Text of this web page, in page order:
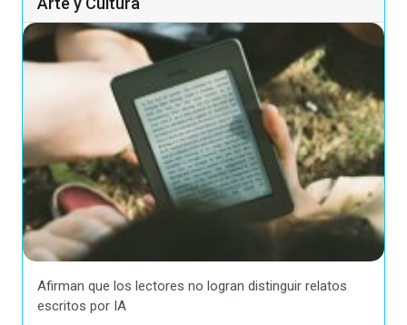
Afirman que los lectores no logran distinguir relatos
escritos por IA